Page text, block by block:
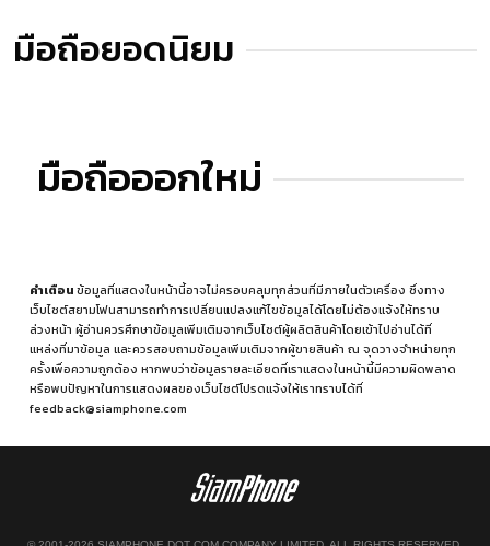
มือถือยอดนิยม
มือถือออกใหม่
คำเตือนข้อมูลที่แสดงในหน้านี้อาจไม่ครอบคลุมทุกส่วนที่มีภายในตัวเครื่อง ซึ่งทาง
เว็บไซต์สยามโฟนสามารถทำการเปลี่ยนแปลงแก้ไขข้อมูลได้โดยไม่ต้องแจ้งให้ทราบ
ล่วงหน้า ผู้อ่านควรศึกษาข้อมูลเพิ่มเติมจากเว็บไซต์ผู้ผลิตสินค้าโดยเข้าไปอ่านได้ที่
แหล่งที่มาข้อมูล และควรสอบถามข้อมูลเพิ่มเติมจากผู้ขายสินค้า ณ จุดวางจำหน่ายทุก
ครั้งเพื่อความถูกต้อง หากพบว่าข้อมูลรายละเอียดที่เราแสดงในหน้านี้มีความผิดพลาด
หรือพบปัญหาในการแสดงผลของเว็บไซต์โปรดแจ้งให้เราทราบได้ที่
feedback@siamphone.com